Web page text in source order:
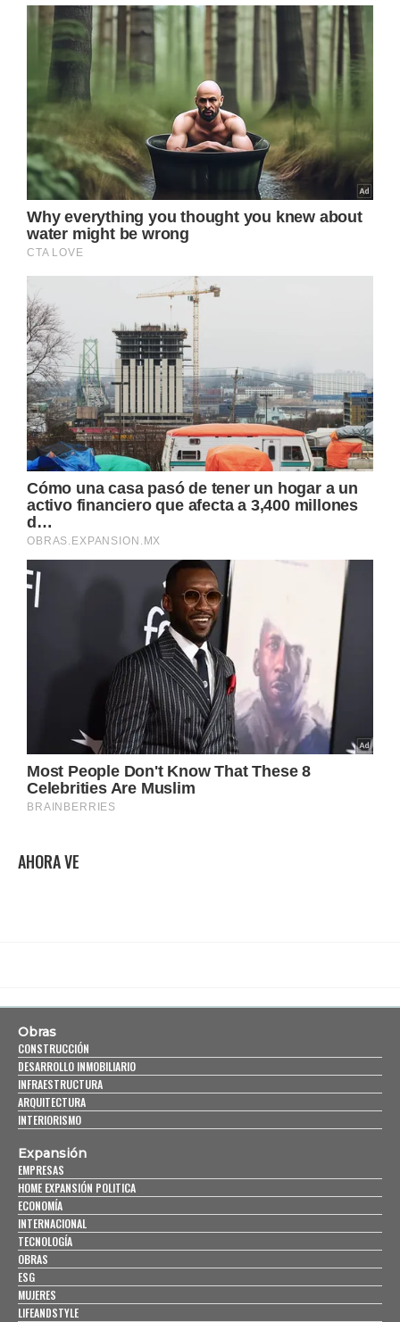
AHORA VE
Obras
CONSTRUCCIÓN
DESARROLLO INMOBILIARIO
INFRAESTRUCTURA
ARQUITECTURA
INTERIORISMO
Expansión
EMPRESAS
HOME EXPANSIÓN POLITICA
ECONOMÍA
INTERNACIONAL
TECNOLOGÍA
OBRAS
ESG
MUJERES
LIFEANDSTYLE